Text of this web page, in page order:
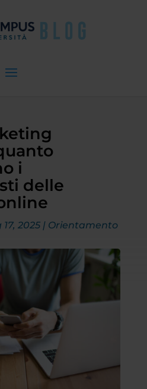
i
delle
17, 2025| Orientamento